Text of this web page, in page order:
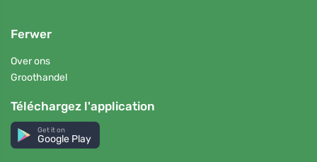
Ferwer
Over ons
Groothandel
Téléchargez l'application
Get it on
Google Play